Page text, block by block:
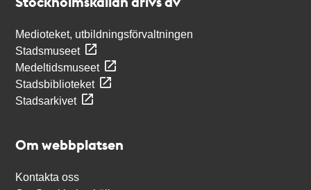
Medioteket, utbildningsförvaltningen
Stadsmuseet
Medeltidsmuseet
Stadsbiblioteket
Stadsarkivet
Om webbplatsen
Kontakta oss